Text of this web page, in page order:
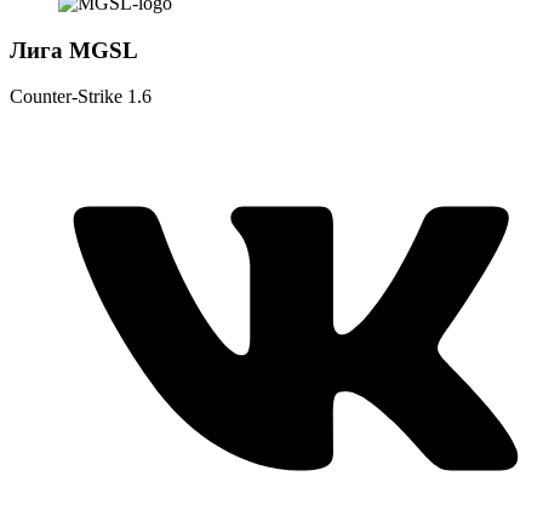
Лига MGSL
Counter-Strike 1.6